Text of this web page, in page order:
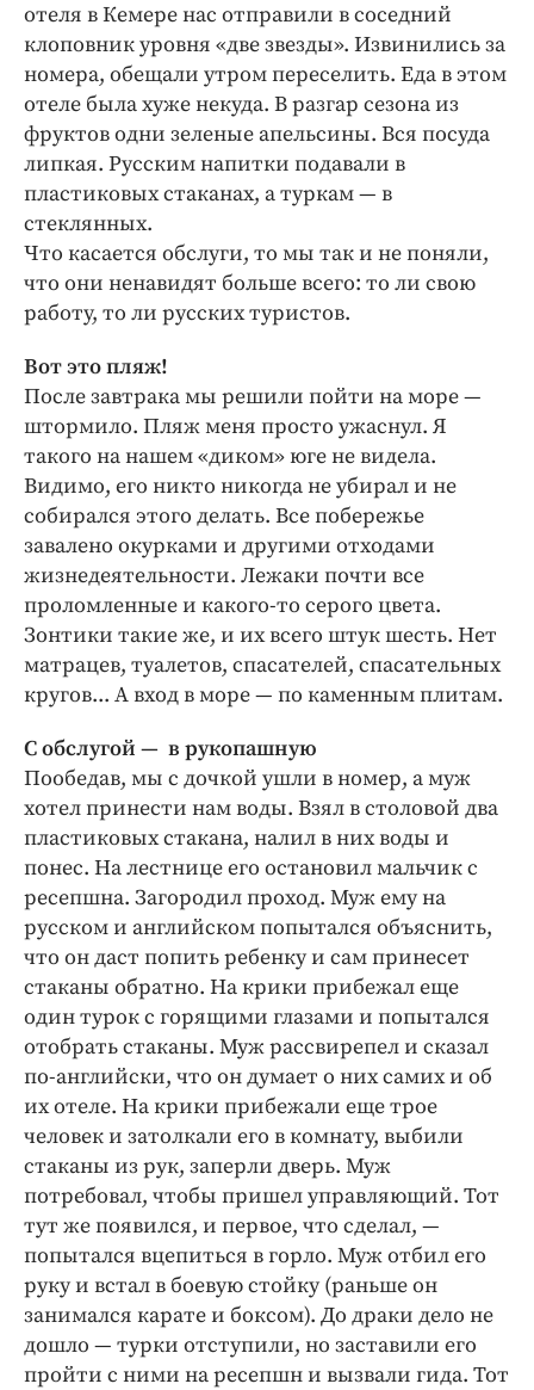
Общество
Погода
Праздники
Происшествия
Спорт
Экономика и бизнес
ПРОЕКТЫ
Блоги
Издания
Медиаперсона
Интересное чтиво
Клиника года
Работодатель года
отеля в Кемере нас отправили в соседний
клоповник уровня «две звезды». Извинились за
номера, обещали утром переселить. Еда в этом
отеле была хуже некуда. В разгар сезона из
фруктов одни зеленые апельсины. Вся посуда
липкая. Русским напитки подавали в
пластиковых стаканах, а туркам — в
стеклянных.
Что касается обслуги, то мы так и не поняли,
что они ненавидят больше всего: то ли свою
работу, то ли русских туристов.
Вот это пляж!
После завтрака мы решили пойти на море —
штормило. Пляж меня просто ужаснул. Я
такого на нашем «диком» юге не видела.
Видимо, его никто никогда не убирал и не
собирался этого делать. Все побережье
завалено окурками и другими отходами
жизнедеятельности. Лежаки почти все
проломленные и какого-то серого цвета.
Зонтики такие же, и их всего штук шесть. Нет
матрацев, туалетов, спасателей, спасательных
кругов... А вход в море — по каменным плитам.
С обслугой — в рукопашную
Пообедав, мы с дочкой ушли в номер, а муж
хотел принести нам воды. Взял в столовой два
пластиковых стакана, налил в них воды и
понес. На лестнице его остановил мальчик с
ресепшна. Загородил проход. Муж ему на
русском и английском попытался объяснить,
что он даст попить ребенку и сам принесет
стаканы обратно. На крики прибежал еще
один турок с горящими глазами и попытался
отобрать стаканы. Муж рассвирепел и сказал
по-английски, что он думает о них самих и об
их отеле. На крики прибежали еще трое
человек и затолкали его в комнату, выбили
стаканы из рук, заперли дверь. Муж
потребовал, чтобы пришел управляющий. Тот
тут же появился, и первое, что сделал, —
попытался вцепиться в горло. Муж отбил его
руку и встал в боевую стойку (раньше он
занимался карате и боксом). До драки дело не
дошло — турки отступили, но заставили его
пройти с ними на ресепшн и вызвали гида. Тот